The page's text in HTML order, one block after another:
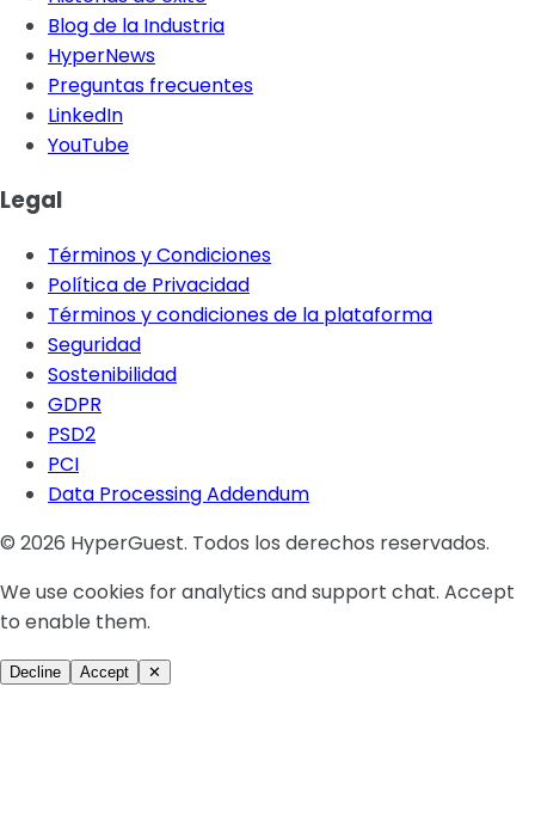
Blog de la Industria
HyperNews
Preguntas frecuentes
LinkedIn
YouTube
Legal
Términos y Condiciones
Política de Privacidad
Términos y condiciones de la plataforma
Seguridad
Sostenibilidad
GDPR
PSD2
PCI
Data Processing Addendum
© 2026 HyperGuest. Todos los derechos reservados.
We use cookies for analytics and support chat. Accept
to enable them.
Decline Accept ✕